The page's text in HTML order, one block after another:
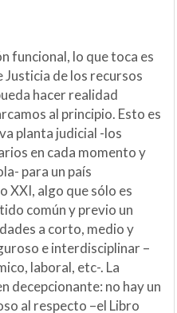
funcional, lo que toca es
de los recursos
hacer realidad
al principio. Esto es
planta judicial -los
en cada momento y
para un país
XXI, algo que sólo es
común y previo un
a corto, medio y
e interdisciplinar –
laboral, etc-. La
decepcionante: no hay un
al respecto –el Libro